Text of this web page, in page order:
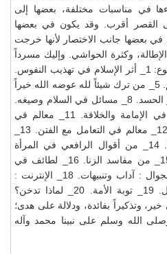
في مناسبات مختلفة، بعضها إلى
القصر أقرب. وقد يكون في بعضها
بعضها جانب الاختصار لأنها خرجت
وكثرة الحواشي. وإليك مسرداً
بالرسائل التي تضمنها هذا المجموع: 1_ أثر الإسلام في تهذيب النفوس.
2_ المروءة. 3_ الحياء. 4_ الحلم. 5_ من ترك شيئاً لله عوضه الله خيراً
منه. 6_ آداب زيارة المريض. 7_ الحسد. 8_ مسائل في السلام وصيغه.
9_ حساب الجمَّل. 10_ معالم في الإمامة والخلافة. 11_ معالم في
من صور تكريم الإسلام للمرأة. 14_ من أقوال الرافعي في المرأة
(نقول من كتاب وحي القلم). 15_ من مفاسد الزنا. 16_ لطائف في
تفاضل الأعمال الصالحة. 17_ الجوال : آداب وتنبيهات. 18_ الإنترنت :
امتحان الإيمان والأخلاق والعقول. 19_ توبة الأمة. 20_ لماذا تدخن؟
وتذكيراً بفائدة، ودلالة على هدى؛
الله وسلم على نبينا محمد وآله